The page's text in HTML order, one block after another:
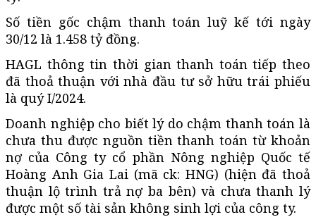
Số tiền gốc chậm thanh toán luỹ kế tới ngày
30/12 là 1.458 tỷ đồng.
HAGL thông tin thời gian thanh toán tiếp theo
đã thoả thuận với nhà đầu tư sở hữu trái phiếu
là quý I/2024.
Doanh nghiệp cho biết lý do chậm thanh toán là
chưa thu được nguồn tiền thanh toán từ khoản
nợ của Công ty cổ phần Nông nghiệp Quốc tế
Hoàng Anh Gia Lai (mã ck: HNG) (hiện đã thoả
thuận lộ trình trả nợ ba bên) và chưa thanh lý
được một số tài sản không sinh lợi của công ty.